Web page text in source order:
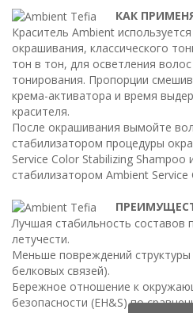
КАК
Краситель Ambient
окрашивания, классического
тон в тон, для осветления
тонирования. Пропорции
крема-активатора и время
красителя.
После окрашивания вымойте
стабилизатором процедуры
Service Color Stabilizing
стабилизатором Ambient Service
Лучшая стабильность составов
летучести.
Меньше повреждений структуры
белковых связей).
Бережное отношение к
безопасности (EH&S) по